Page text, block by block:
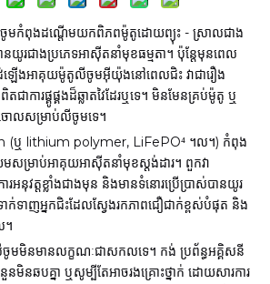
ចូមកំពុងដណ្តើមយកពិភពម៉ូតូដោយព្យុះ - ស្រាលជាង
ានយូរជាងប្រភេទអាស៊ីតនាំមុខធម្មតា។ ប៉ុន្តែមុនពេល
ឡើងអាគុយម៉ូតូលីចូមអ៊ីយ៉ុងនៅពេលជិះ វាជារឿង
ជាការផ្គូផ្គងដ៏ឆ្លាតវៃដែរឬទេ។ មិនមែនគ្រប់ម៉ូតូ ឬ
ចោលសម្រាប់លីចូមទេ។
(ឬ lithium polymer, LiFePO⁴ ។ល។) កំពុង
សម្រាប់អាគុយអាស៊ីតនាំមុខស្តង់ដារ។ ពួកវា
រអនុវត្តខ្លាំងជាងមុន និងមានទំនោរប្រើប្រាស់បានយូរ
ាក់ទាញអ្នកជិះដែលស្វែងរកភាពជឿជាក់ខ្ពស់បំផុត និង
។
មិនមានលក្ខណៈជាសកលទេ។ កង់ ប្រព័ន្ធអគ្គិសនី
នមិនឆបគ្នា ឬសូម្បីតែអាចរងគ្រោះថ្នាក់ ដោយសារការ